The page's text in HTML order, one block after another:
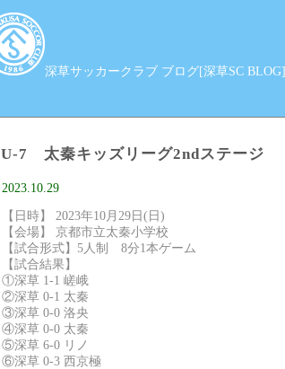
深草サッカークラブ ブログ[深草SC BLOG]
U-7 太秦キッズリーグ2ndステージ
2023.10.29
【日時】 2023年10月29日(日)
【会場】 京都市立太秦小学校
【試合形式】5人制 8分1本ゲーム
【試合結果】
①深草 1-1 嵯峨
②深草 0-1 太秦
③深草 0-0 洛央
④深草 0-0 太秦
⑤深草 6-0 リノ
⑥深草 0-3 西京極